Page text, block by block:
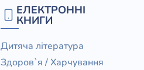
ЕЛЕКТРОННІ
КНИГИ
Дитяча література
Здоров`я / Харчування